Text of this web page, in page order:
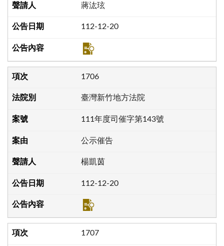
蔣汯玹
112-12-20
1706
臺灣新竹地方法院
111年度司催字第143號
公示催告
楊凱茵
112-12-20
1707